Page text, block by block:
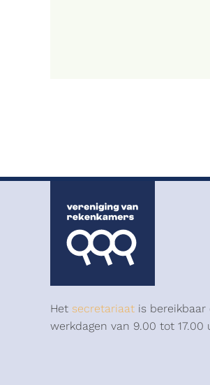
Het secretariaat is bereikbaar
werkdagen van 9.00 tot 17.00